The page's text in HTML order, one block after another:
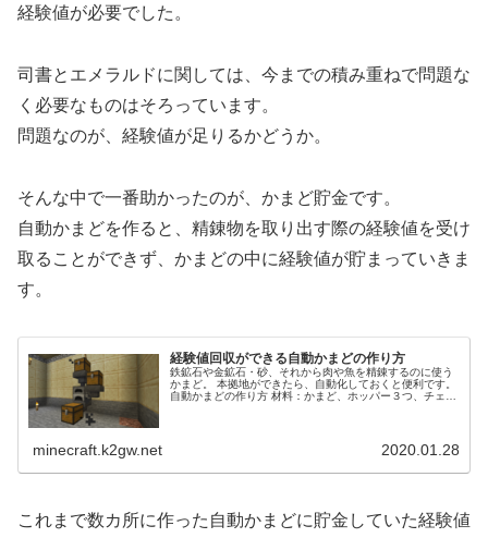
経験値が必要でした。
司書とエメラルドに関しては、今までの積み重ねで問題な
く必要なものはそろっています。
問題なのが、経験値が足りるかどうか。
そんな中で一番助かったのが、かまど貯金です。
自動かまどを作ると、精錬物を取り出す際の経験値を受け
取ることができず、かまどの中に経験値が貯まっていきま
す。
経験値回収ができる自動かまどの作り方
鉄鉱石や金鉱石・砂、それから肉や魚を精錬するのに使う
かまど。 本拠地ができたら、自動化しておくと便利です。
自動かまどの作り方 材料：かまど、ホッパー３つ、チェス
minecraft.k2gw.net 2020.01.28
これまで数カ所に作った自動かまどに貯金していた経験値